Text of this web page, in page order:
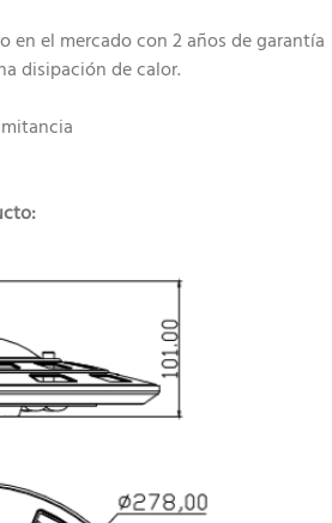
el mercado con 2 años de garantía
disipación de calor.